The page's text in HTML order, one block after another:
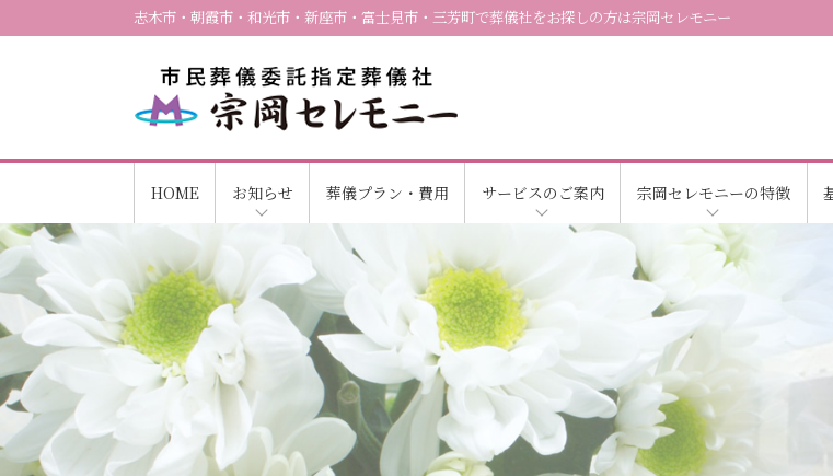
志木市・朝霞市・和光市・新座市・富士見市・三芳町で葬儀社をお探しの方は宗岡セレモニー
HOME お知らせ 葬儀プラン・費用 サービスのご案内 宗岡セレモニーの特徴